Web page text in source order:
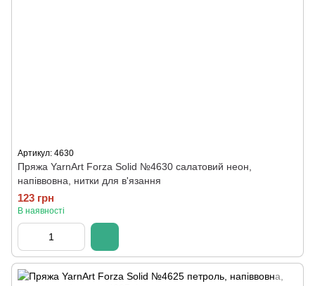
Артикул: 4630
Пряжа YarnArt Forza Solid №4630 салатовий неон,
напіввовна, нитки для в'язання
123 грн
В наявності